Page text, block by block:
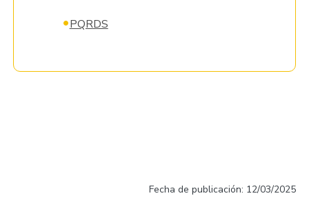
•PQRDS
Fecha de publicación: 12/03/2025